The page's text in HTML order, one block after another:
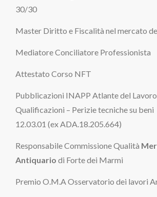
30/30
Master Diritto e Fiscalità nel mercato
Mediatore Conciliatore Professionista
Attestato Corso NFT
Pubblicazioni INAPP Atlante del
Qualificazioni – Perizie tecniche su beni
12.03.01 (ex ADA.18.205.664)
Responsabile Commissione Qualità
Antiquario di Forte dei Marmi
Premio O.M.A Osservatorio dei lavori